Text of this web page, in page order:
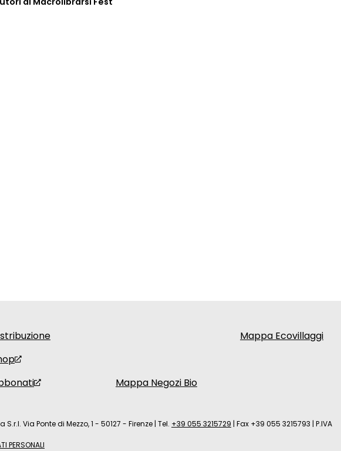
Mappa Negozi Bio
Mappa Ecovillaggi
Via Ponte di Mezzo, 1 - 50127 - Firenze | Tel. +39 055 3215729 | Fax +39 055 3215793 | P.IVA
PERSONALI